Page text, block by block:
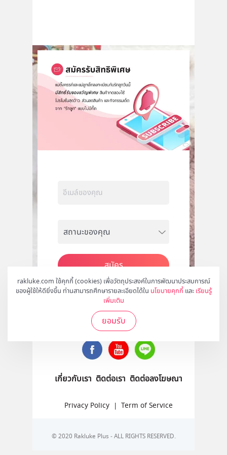
rakluke.com ใช้คุกกี้ (cookies) เพื่อวัตถุประสงค์ในการพัฒนาประสบการณ์
ของผู้ใช้ให้ดียิ่งขึ้น ท่านสามารถศึกษารายละเอียดได้ใน นโยบายคุกกี้ และ เรียนรู้
เพิ่มเติม
ยอมรับ
สมัคร
ติดตามเราได้ที่
เกี่ยวกับเรา ติดต่อเรา ติดต่อลงโฆษณา
Privacy Policy | Term of Service
© 2020 Rakluke Plus - ALL RIGHTS RESERVED.